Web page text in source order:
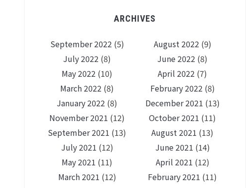
ARCHIVES
September 2022 (5) August 2022 (9)
July 2022 (8) June 2022 (8)
May 2022 (10) April 2022 (7)
March 2022 (8) February 2022 (8)
January 2022 (8) December 2021 (13)
November 2021 (12) October 2021 (11)
September 2021 (13) August 2021 (13)
July 2021 (12) June 2021 (14)
May 2021 (11) April 2021 (12)
March 2021 (12) February 2021 (11)